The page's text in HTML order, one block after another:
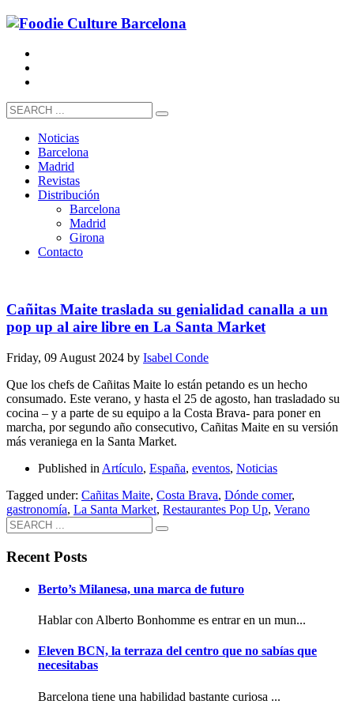
Noticias
Barcelona
Madrid
Revistas
Distribución
Barcelona
Madrid
Girona
Contacto
Cañitas Maite traslada su genialidad canalla a un
pop up al aire libre en La Santa Market
Friday, 09 August 2024 by Isabel Conde
Que los chefs de Cañitas Maite lo están petando es un hecho
consumado. Este verano, y hasta el 25 de agosto, han trasladado su
cocina – y a parte de su equipo a la Costa Brava- para poner en
marcha, por segundo año consecutivo, Cañitas Maite en su versión
más veraniega en la Santa Market.
Published in Artículo, España, eventos, Noticias
Tagged under: Cañitas Maite, Costa Brava, Dónde comer,
gastronomía, La Santa Market, Restaurantes Pop Up, Verano
Recent Posts
Berto’s Milanesa, una marca de futuro
Hablar con Alberto Bonhomme es entrar en un mun...
Eleven BCN, la terraza del centro que no sabías que
necesitabas
Barcelona tiene una habilidad bastante curiosa ...